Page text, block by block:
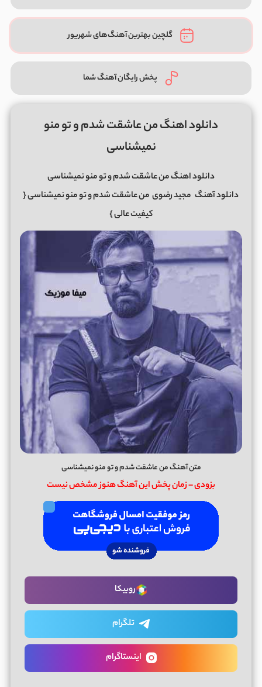
گلچین بهترین آهنگ‌های شهریور
پخش رایگان آهنگ شما
دانلود اهنگ من عاشقت شدم و تو منو
نمیشناسی
دانلود اهنگ من عاشقت شدم و تو منو نمیشناسی
دانلود آهنگ مجید رضوی من عاشقت شدم و تو منو نمیشناسی{
کیفیت عالی }
متن آهنگ من عاشقت شدم و تو منو نمیشناسی
بزودی – زمان پخش این آهنگ هنوز مشخص نیست
روبیکا
تلگرام
اینستاگرام